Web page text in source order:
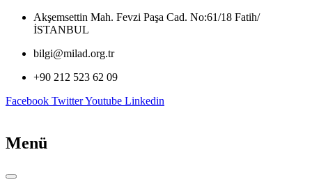
İçeriğe Akşemsettin Mah. Fevzi Paşa Cad. No:61/18 Fatih/
İSTANBUL
bilgi@milad.org.tr
+90 212 523 62 09
Facebook TwitterYoutube Linkedin
Menü